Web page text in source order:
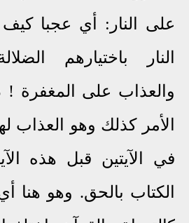
على النار: أي عجبا
النار باختيارهم
والعذاب على المغفرة
الأمر كذلك وهو العذاب
في الآيتين قبل هذه
الكتاب بالحق. وهو هنا